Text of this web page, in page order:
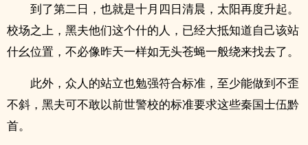
到了第二日，也就是十月四日清晨，太阳再度升起。
校场之上，黑夫他们这个什的人，已经大抵知道自己该站
什幺位置，不必像昨天一样如无头苍蝇一般绕来找去了。
此外，众人的站立也勉强符合标准，至少能做到不歪
不斜，黑夫可不敢以前世警校的标准要求这些秦国士伍黔
首。